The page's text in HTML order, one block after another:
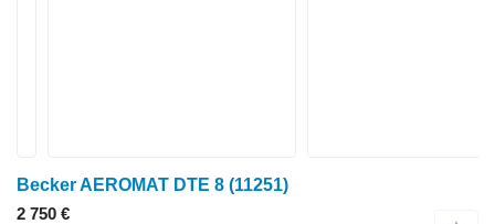
Becker AEROMAT DTE 8 (11251)
2 750 €